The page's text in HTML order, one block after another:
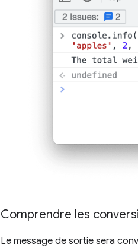
Comprendre les
Le message de sortie sera